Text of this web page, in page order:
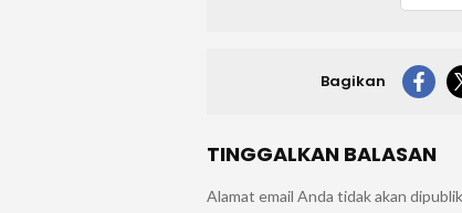
Bagikan
TINGGALKAN BALASAN
Alamat email Anda tidak akan